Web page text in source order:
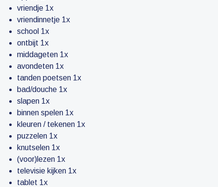
vriendje 1x
vriendinnetje 1x
school 1x
ontbijt 1x
middageten 1x
avondeten 1x
tanden poetsen 1x
bad/douche 1x
slapen 1x
binnen spelen 1x
kleuren / tekenen 1x
puzzelen 1x
knutselen 1x
(voor)lezen 1x
televisie kijken 1x
tablet 1x